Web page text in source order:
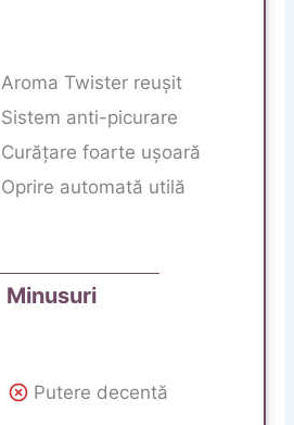
Aroma Twister reușit
Sistem anti-picurare
Curățare foarte ușoară
Oprire automată utilă
Minusuri
Putere decentă